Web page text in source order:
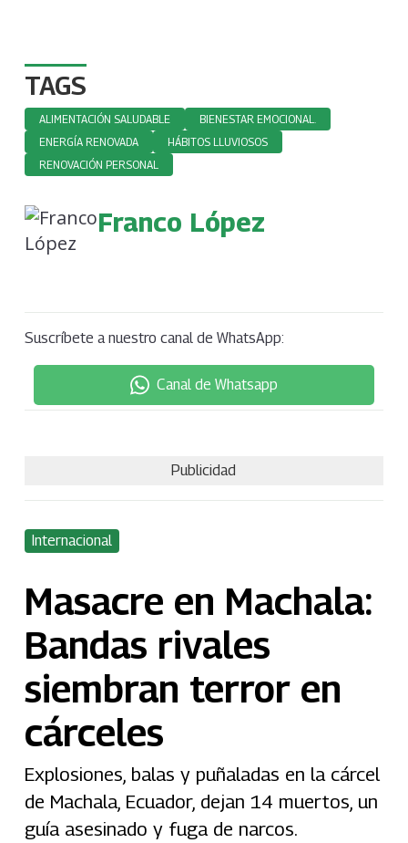
TAGS
ALIMENTACIÓN SALUDABLE
BIENESTAR EMOCIONAL.
ENERGÍA RENOVADA
HÁBITOS LLUVIOSOS
RENOVACIÓN PERSONAL
Franco López
Suscríbete a nuestro canal de WhatsApp:
Canal de Whatsapp
Publicidad
Internacional
Masacre en Machala:
Bandas rivales
siembran terror en
cárceles
Explosiones, balas y puñaladas en la cárcel
de Machala, Ecuador, dejan 14 muertos, un
guía asesinado y fuga de narcos.